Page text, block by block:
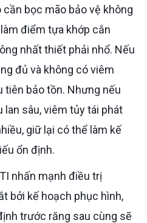
bọc mão bảo vệ không
điểm tựa khớp cắn
nhất thiết phải nhổ. Nếu
đủ và không có viêm
tiên bảo tồn. Nhưng nếu
lan sâu, viêm tủy tái phát
giữ lại có thể làm kế
ổn định.
bởi kế hoạch phục hình,
trước răng sau cùng sẽ